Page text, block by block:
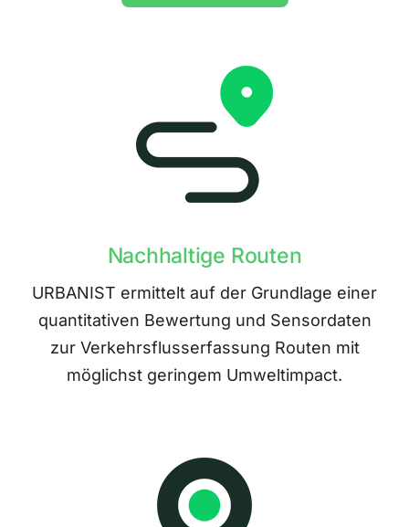
Nachhaltige Routen
URBANIST ermittelt auf der Grundlage einer
quantitativen Bewertung und Sensordaten
zur Verkehrsflusserfassung Routen mit
möglichst geringem Umweltimpact.